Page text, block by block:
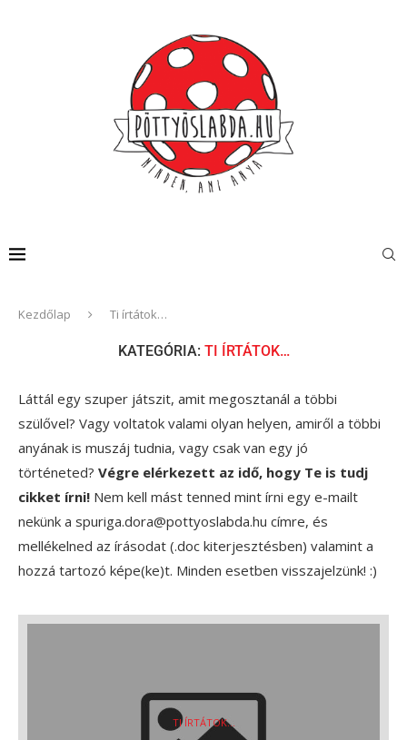
Kezdőlap Ti írtátok…
KATEGÓRIA: TI ÍRTÁTOK…
Láttál egy szuper játszit, amit megosztanál a többi
szülővel? Vagy voltatok valami olyan helyen, amiről a többi
anyának is muszáj tudnia, vagy csak van egy jó
történeted? Végre elérkezett az idő, hogy Te is tudj
cikket írni! Nem kell mást tenned mint írni egy e-mailt
nekünk a spuriga.dora@pottyoslabda.hu címre, és
mellékelned az írásodat (.doc kiterjesztésben) valamint a
hozzá tartozó képe(ke)t. Minden esetben visszajelzünk! :)
TI ÍRTÁTOK...